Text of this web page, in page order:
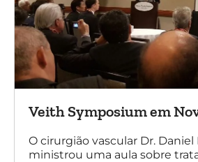
Veith Symposium em
O cirurgião vascular Dr.
ministrou uma aula sobre